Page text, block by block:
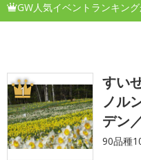
GW人気イベントランキング
1
すい
ノル
デン
90品種